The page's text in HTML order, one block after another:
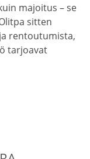
majoitus – se
sitten
rentoutumista,
tarjoavat